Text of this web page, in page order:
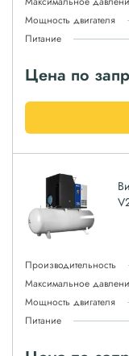
Мощность двигателя
Питание
Цена по
Производительность
Максимальное
Мощность двигателя
Питание